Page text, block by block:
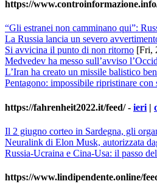
https://
“Gli estranei non camminano qui”:
La Russia lancia un severo
Si avvicina il punto di non ritorno [Fri,
Medvedev ha messo sull’avviso
L’Iran ha creato un missile balistico
Pentagono: impossibile ripristinare
https://fahrenheit2022.it/feed/- ieri |
Il 2 giugno corteo in Sardegna, gli
Neuralink di Elon Musk, autorizzata
Russia-Ucraina e Cina-Usa: il passo
https://www.lindipendente.online/